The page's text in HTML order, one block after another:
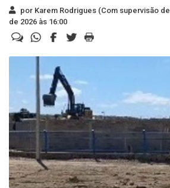
por Karem Rodrigues (Com supervisão
de 2026 às 16:00